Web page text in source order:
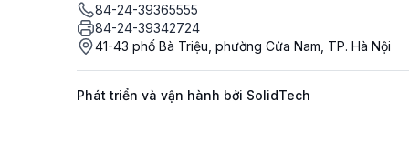
84-24-39365555
84-24-39342724
41-43 phố Bà Triệu, phường Cửa Nam, TP. Hà Nội
Phát triển và vận hành bởi SolidTech